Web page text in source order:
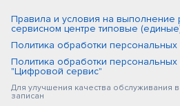
Правила и условия на выполнение
сервисном центре типовые
Политика обработки
Политика обработки
"Цифровой сервис"
Для улучшения качества обслуживания
записан